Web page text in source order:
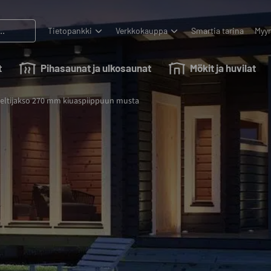
Pihasaunat ja ulkosaunat Mökit ja huvilat
Tietopankki Verkkokauppa Smartia tarina
270 mm kiuaspiippuun musta